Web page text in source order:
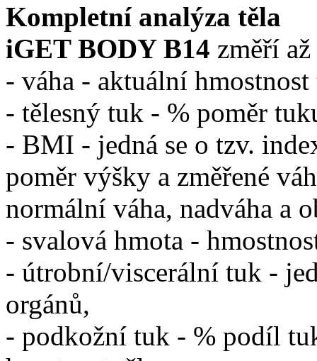
Kompletní analýza těla
iGET BODY B14 změří až
- váha - aktuální hmostnost
- tělesný tuk - % poměr
- BMI - jedná se o tzv.
poměr výšky a změřené
normální váha, nadváha a
- svalová hmota -
- útrobní/viscerální tuk -
orgánů,
- podkožní tuk - % podíl